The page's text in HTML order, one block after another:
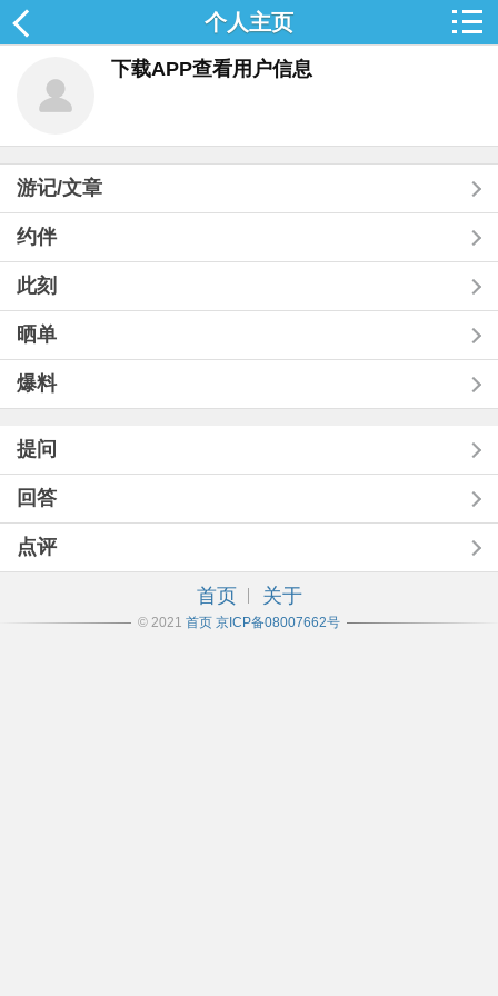
个人主页
下载APP查看用户信息
游记/文章
约伴
此刻
晒单
爆料
提问
回答
点评
首页 关于
© 2021 首页 京ICP备08007662号